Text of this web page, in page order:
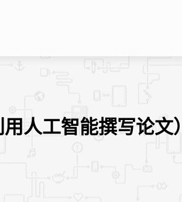
人工智能撰写论文）